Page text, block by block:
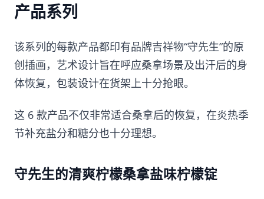
产品系列
该系列的每款产品都印有品牌吉祥物“守先生”的原
创插画，艺术设计旨在呼应桑拿场景及出汗后的身
体恢复，包装设计在货架上十分抢眼。
这 6 款产品不仅非常适合桑拿后的恢复，在炎热季
节补充盐分和糖分也十分理想。
守先生的清爽柠檬桑拿盐味柠檬锭